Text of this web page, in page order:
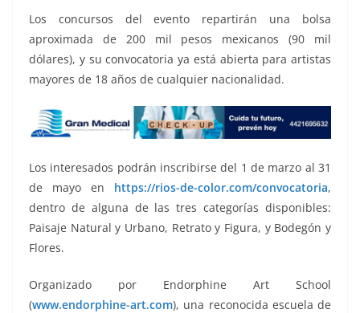
Los concursos del evento repartirán una bolsa
aproximada de 200 mil pesos mexicanos (90 mil
dólares), y su convocatoria ya está abierta para artistas
mayores de 18 años de cualquier nacionalidad.
Los interesados podrán inscribirse del 1 de marzo al 31
de mayo en https://rios-de-color.com/convocatoria,
dentro de alguna de las tres categorías disponibles:
Paisaje Natural y Urbano, Retrato y Figura, y Bodegón y
Flores.
Organizado por Endorphine Art School
(www.endorphine-art.com), una reconocida escuela de